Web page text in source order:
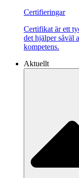
Certifieringar
Certifikat är ett
det hjälper såväl
kompetens.
Aktuellt